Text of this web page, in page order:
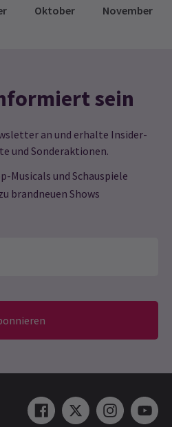
um eine Vorstellung
Oktober November
sein
an und erhalte Insider-
und Sonderaktionen.
Musicals und Schauspiele
brandneuen Shows